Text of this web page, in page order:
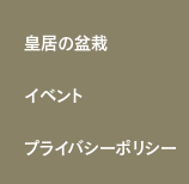
皇居の盆栽
イベント
プライバシーポリシー